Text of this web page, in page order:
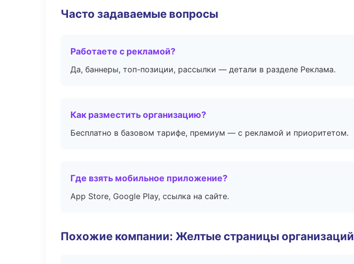
Часто задаваемые вопросы
Работаете с рекламой?
Да, баннеры, топ-позиции, рассылки — детали в разделе Реклама.
Как разместить организацию?
Бесплатно в базовом тарифе, премиум — с рекламой и приоритетом.
Где взять мобильное приложение?
App Store, Google Play, ссылка на сайте.
Похожие компании: Желтые страницы организаций